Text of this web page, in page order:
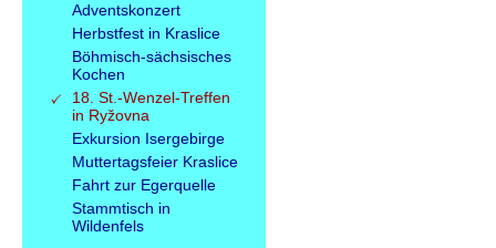
Adventskonzert
Herbstfest in Kraslice
Böhmisch-sächsisches
Kochen
18. St.-Wenzel-Treffen
in Ryžovna
Exkursion Isergebirge
Muttertagsfeier Kraslice
Fahrt zur Egerquelle
Stammtisch in
Wildenfels